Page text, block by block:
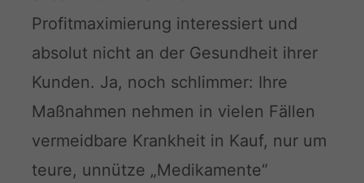
Profitmaximierung interessiert und
absolut nicht an der Gesundheit ihrer
Kunden. Ja, noch schlimmer: Ihre
Maßnahmen nehmen in vielen Fällen
vermeidbare Krankheit in Kauf, nur um
teure, unnütze „Medikamente“